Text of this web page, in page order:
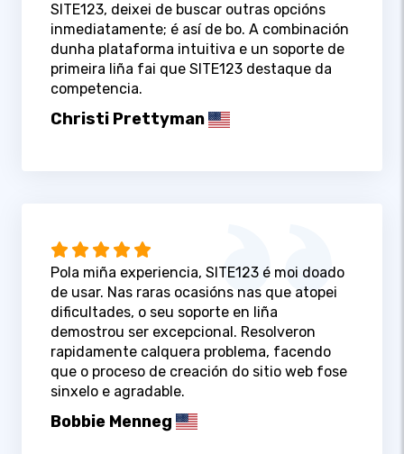
SITE123, deixei de buscar outras opcións
inmediatamente; é así de bo. A combinación
dunha plataforma intuitiva e un soporte de
primeira liña fai que SITE123 destaque da
competencia.
Christi Prettyman
Pola miña experiencia, SITE123 é moi doado
de usar. Nas raras ocasións nas que atopei
dificultades, o seu soporte en liña
demostrou ser excepcional. Resolveron
rapidamente calquera problema, facendo
que o proceso de creación do sitio web fose
sinxelo e agradable.
Bobbie Menneg